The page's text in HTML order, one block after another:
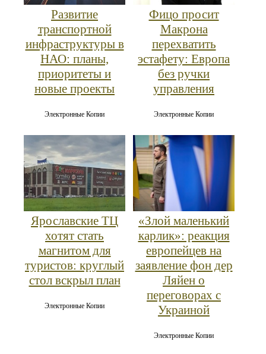
Развитие
транспортной
инфраструктуры в
НАО: планы,
приоритеты и
новые проекты
Электронные Копии
Фицо просит
Макрона
перехватить
эстафету: Европа
без ручки
управления
Электронные Копии
Ярославские ТЦ
хотят стать
магнитом для
туристов: круглый
стол вскрыл план
Электронные Копии
«Злой маленький
карлик»: реакция
европейцев на
заявление фон дер
Ляйен о
переговорах с
Украиной
Электронные Копии